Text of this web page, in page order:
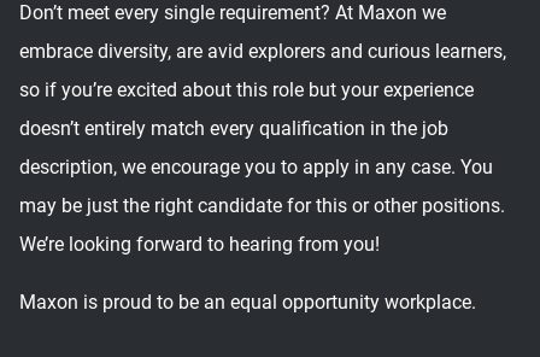
Don’t meet every single requirement? At Maxon we
embrace diversity, are avid explorers and curious learners,
so if you’re excited about this role but your experience
doesn’t entirely match every qualification in the job
description, we encourage you to apply in any case. You
may be just the right candidate for this or other positions.
We’re looking forward to hearing from you!
Maxon is proud to be an equal opportunity workplace.